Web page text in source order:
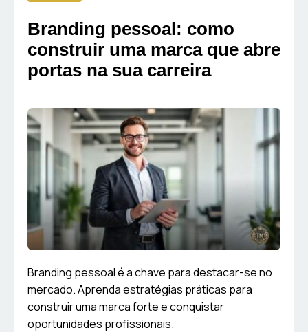
Branding pessoal: como
construir uma marca que abre
portas na sua carreira
Branding pessoal é a chave para destacar-se no
mercado. Aprenda estratégias práticas para
construir uma marca forte e conquistar
oportunidades profissionais.